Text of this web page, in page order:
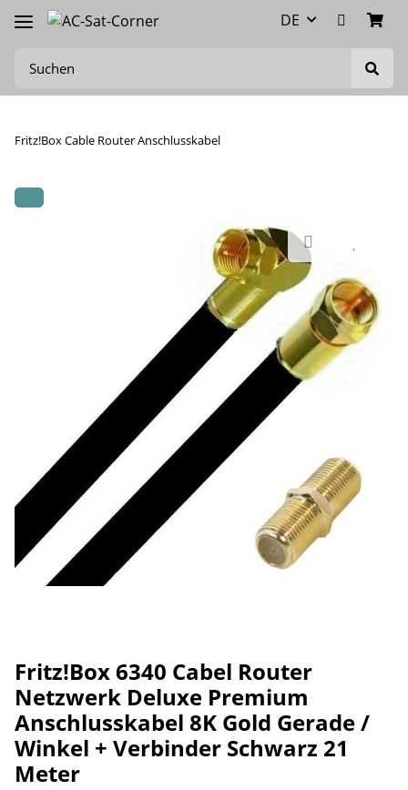
DE
Fritz!Box Cable Router Anschlusskabel
Fritz!Box 6340 Cabel Router
Netzwerk Deluxe Premium
Anschlusskabel 8K Gold Gerade /
Winkel + Verbinder Schwarz 21
Meter